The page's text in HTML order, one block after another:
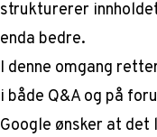
strukturerer
enda bedre.
I denne omgang
i både Q&A og på
Google ønsker at